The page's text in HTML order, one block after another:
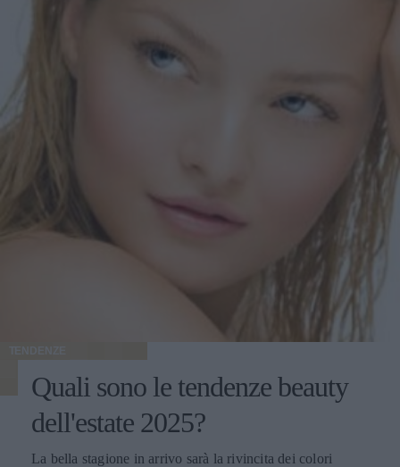
TENDENZE
Quali sono le tendenze beauty
dell'estate 2025?
La bella stagione in arrivo sarà la rivincita dei colori